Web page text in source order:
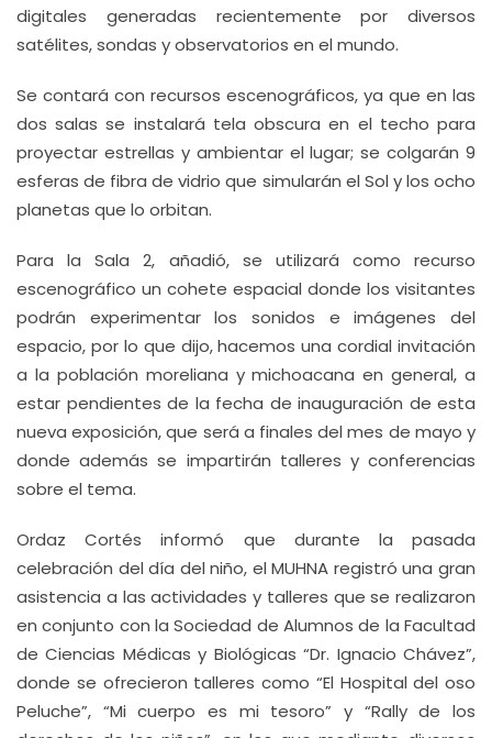
digitales generadas recientemente por diversos
satélites, sondas y observatorios en el mundo.
Se contará con recursos escenográficos, ya que en las
dos salas se instalará tela obscura en el techo para
proyectar estrellas y ambientar el lugar; se colgarán 9
esferas de fibra de vidrio que simularán el Sol y los ocho
planetas que lo orbitan.
Para la Sala 2, añadió, se utilizará como recurso
escenográfico un cohete espacial donde los visitantes
podrán experimentar los sonidos e imágenes del
espacio, por lo que dijo, hacemos una cordial invitación
a la población moreliana y michoacana en general, a
estar pendientes de la fecha de inauguración de esta
nueva exposición, que será a finales del mes de mayo y
donde además se impartirán talleres y conferencias
sobre el tema.
Ordaz Cortés informó que durante la pasada
celebración del día del niño, el MUHNA registró una gran
asistencia a las actividades y talleres que se realizaron
en conjunto con la Sociedad de Alumnos de la Facultad
de Ciencias Médicas y Biológicas “Dr. Ignacio Chávez”,
donde se ofrecieron talleres como “El Hospital del oso
Peluche”, “Mi cuerpo es mi tesoro” y “Rally de los